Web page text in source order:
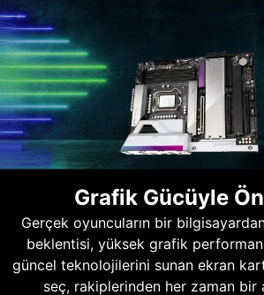
Grafik Gücüyle
Gerçek oyuncuların bir
beklentisi, yüksek grafik
güncel teknolojilerini sunan ekran
seç, rakiplerinden her zaman bir